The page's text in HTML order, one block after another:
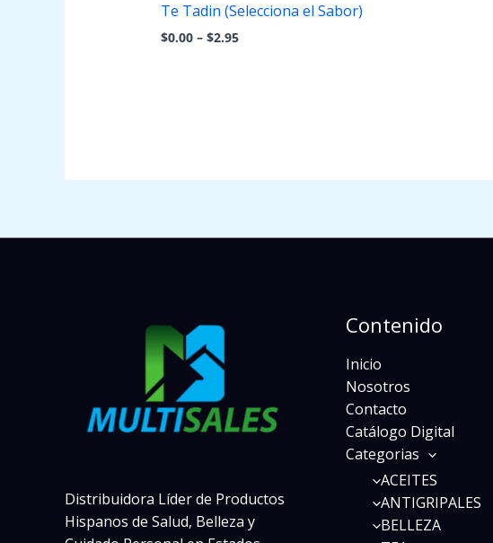
Te Tadin (Selecciona el Sabor)
$0.00 – $2.95
Distribuidora Líder de Productos
Hispanos de Salud, Belleza y
Contenido
Inicio
Nosotros
Contacto
Catálogo Digital
Categorias
ACEITES
ANTIGRIPALES
BELLEZA